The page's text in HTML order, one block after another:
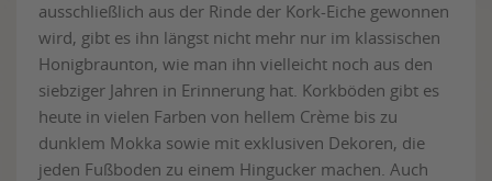
ausschließlich aus der Rinde der Kork-Eiche gewonnen
wird, gibt es ihn längst nicht mehr nur im klassischen
Honigbraunton, wie man ihn vielleicht noch aus den
siebziger Jahren in Erinnerung hat. Korkböden gibt es
heute in vielen Farben von hellem Crème bis zu
dunklem Mokka sowie mit exklusiven Dekoren, die
jeden Fußboden zu einem Hingucker machen. Auch